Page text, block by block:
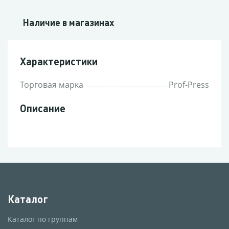
Наличие в магазинах
Характеристики
Торговая марка Prof-Press
Описание
Каталог
Каталог по группам